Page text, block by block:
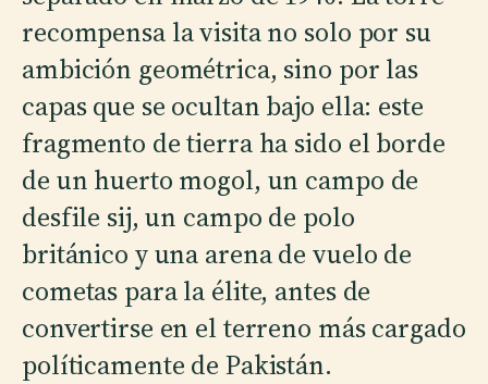
recompensa la visita no solo por su
ambición geométrica, sino por las
capas que se ocultan bajo ella: este
fragmento de tierra ha sido el borde
de un huerto mogol, un campo de
desfile sij, un campo de polo
británico y una arena de vuelo de
cometas para la élite, antes de
convertirse en el terreno más cargado
políticamente de Pakistán.